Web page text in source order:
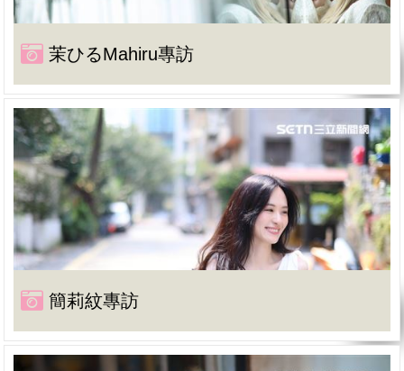
茉ひるMahiru專訪
簡莉紋專訪